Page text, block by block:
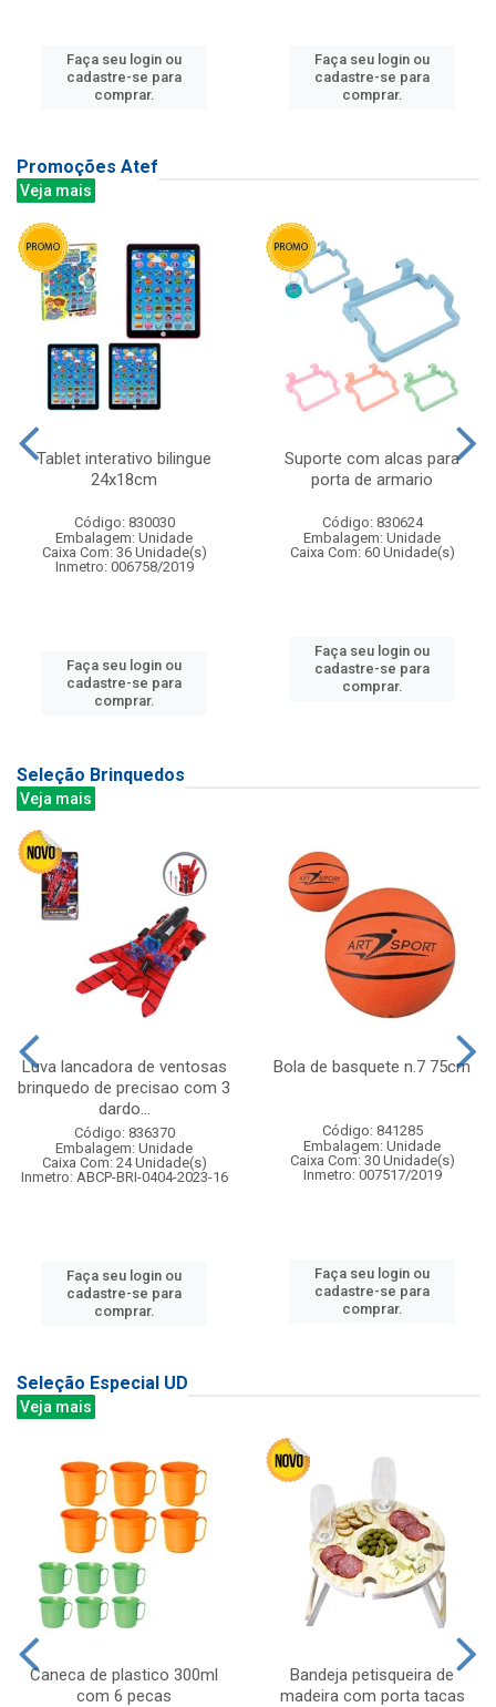
Faça seu login ou
cadastre-se para
comprar.
Faça seu login ou
cadastre-se para
comprar.
Promoções Atef
Veja mais
Tablet interativo bilingue
24x18cm
Código: 830030
Embalagem: Unidade
Caixa Com: 36 Unidade(s)
Inmetro: 006758/2019
Faça seu login ou
cadastre-se para
comprar.
Suporte com alcas para
porta de armario
Código: 830624
Embalagem: Unidade
Caixa Com: 60 Unidade(s)
Faça seu login ou
cadastre-se para
comprar.
Seleção Brinquedos
Veja mais
Luva lancadora de ventosas
brinquedo de precisao com 3
dardo...
Código: 836370
Embalagem: Unidade
Caixa Com: 24 Unidade(s)
Inmetro: ABCP-BRI-0404-2023-16
Faça seu login ou
cadastre-se para
comprar.
Bola de basquete n.7 75cm
Código: 841285
Embalagem: Unidade
Caixa Com: 30 Unidade(s)
Inmetro: 007517/2019
Faça seu login ou
cadastre-se para
comprar.
Seleção Especial UD
Veja mais
Caneca de plastico 300ml
com 6 pecas
Bandeja petisqueira de
madeira com porta tacas